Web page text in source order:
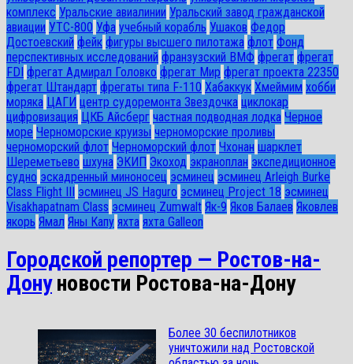
комплекс Уральские авиалинии Уральский завод гражданской
авиации УТС-800 Уфа учебный корабль Ушаков Федор
Достоевский фейк фигуры высшего пилотажа флот Фонд
перспективных исследований франзузский ВМФ фрегат фрегат
FDI фрегат Адмирал Головко фрегат Мир фрегат проекта 22350
фрегат Штандарт фрегаты типа F-110 Хабаккук Хмеймим хобби
моряка ЦАГИ центр судоремонта Звездочка циклокар
цифровизация ЦКБ Айсберг частная подводная лодка Черное
море Черноморские круизы черноморские проливы
черноморский флот Черноморский флот Чхонан шарклет
Шереметьево шхуна ЭКИП Экоход экраноплан экспедиционное
судно эскадренный миноносец эсминец эсминец Arleigh Burke
Class Flight III
эсминец JS Haguro эсминец Project 18 эсминец
Visakhapatnam Class эсминец Zumwalt Як-9 Яков Балаев Яковлев
якорь Ямал Яны Капу яхта яхта Galleon
Городской репортер — Ростов-на-
Дону новости Ростова-на-Дону
Более 30 беспилотников
уничтожили над Ростовской